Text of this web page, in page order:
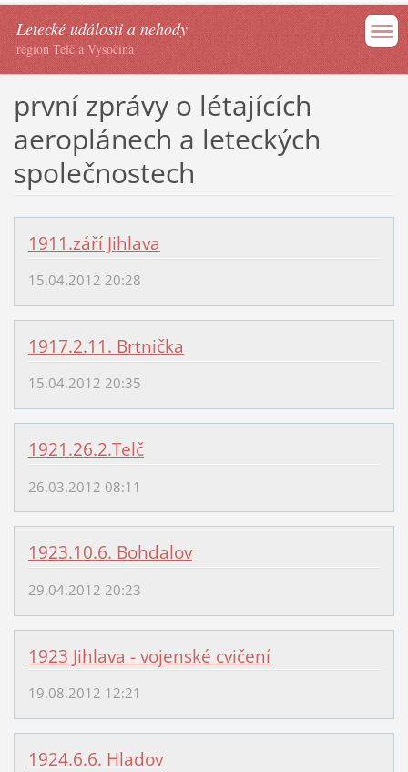
Letecké události a nehody
region Telč a Vysočina
první zprávy o létajících
aeroplánech a leteckých
společnostech
1911.září Jihlava
15.04.2012 20:28
1917.2.11. Brtnička
15.04.2012 20:35
1921.26.2.Telč
26.03.2012 08:11
1923.10.6. Bohdalov
29.04.2012 20:23
1923 Jihlava - vojenské cvičení
19.08.2012 12:21
1924.6.6. Hladov